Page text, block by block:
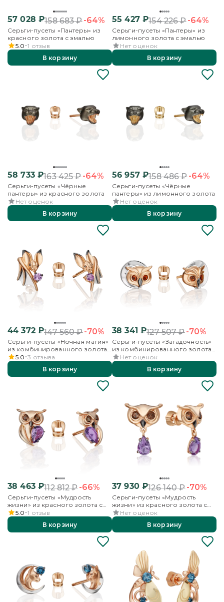
57 028 ₽158 683₽-64%
Серьги-пусеты «Пантеры» из
красного золота с эмалью
5.0 1 отзыв
В корзину
55 427₽154 226₽-64%
Серьги-пусеты «Пантеры» из
лимонного золота с эмалью
Нет оценок
В корзину
58 733₽163 425₽-64%
Серьги-пусеты «Чёрные
пантеры» из красного золота
Нет оценок
В корзину
56 957₽158 486₽-64%
Серьги-пусеты «Чёрные
пантеры» из лимонного золота
Нет оценок
В корзину
44 372₽147 560₽-70%
Серьги-пусеты «Ночная магия»
из комбинированного золота
с аметистом
5.0 3 отзыва
В корзину
38 341 ₽127 507₽-70%
Серьги-пусеты «Загадочность»
из комбинированного золота
с эмалью
Нет оценок
В корзину
38 463₽112 812₽-66%
Серьги-пусеты «Мудрость
жизни» из красного золота с
аметистом и кварцем дымчатым
5.0 1 отзыв
В корзину
37 930₽126 140₽-70%
Серьги-пусеты «Мудрость
жизни» из красного золота с
аметистом и кварцем дымчатым
Нет оценок
В корзину